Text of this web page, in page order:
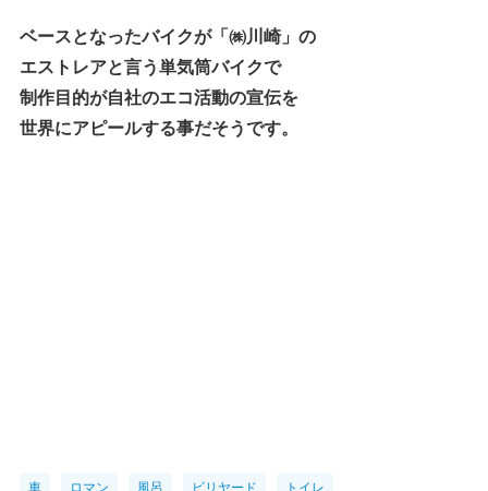
ベースとなったバイクが「㈱川崎」の
エストレアと言う単気筒バイクで
制作目的が自社のエコ活動の宣伝を
世界にアピールする事だそうです。
車 ロマン 風呂 ビリヤード トイレ